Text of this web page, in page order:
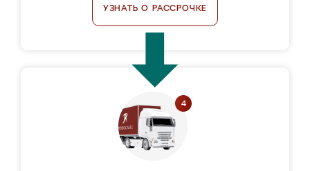
УЗНАТЬ О РАССРОЧКЕ